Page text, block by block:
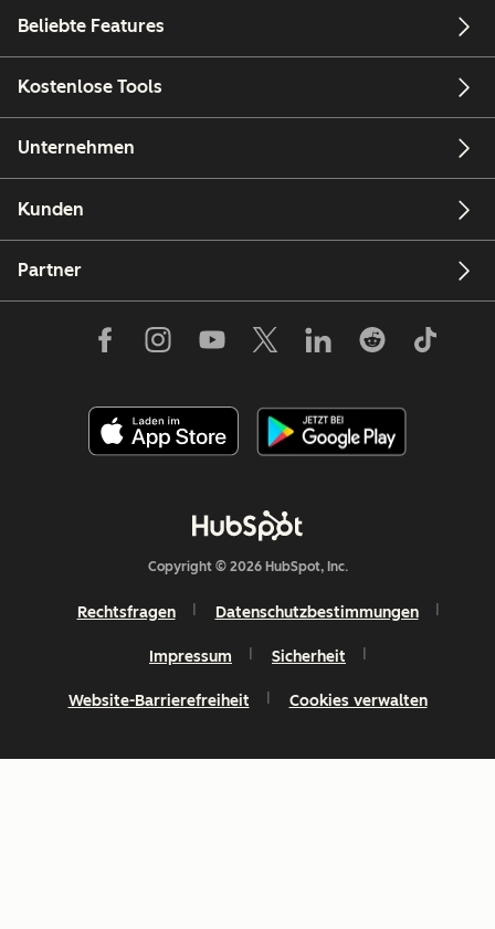
Beliebte Features
Kostenlose Tools
Unternehmen
Kunden
Partner
Copyright © 2026 HubSpot, Inc.
Rechtsfragen Datenschutzbestimmungen
Impressum Sicherheit
Website-Barrierefreiheit Cookies verwalten